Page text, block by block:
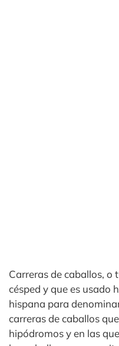
Carreras de caballos, o
césped y que es usado
hispana para
carreras de caballos
hipódromos y en las